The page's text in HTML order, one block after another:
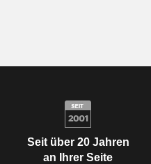
Seit über 20 Jahren
an Ihrer Seite